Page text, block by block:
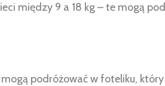
między 9 a 18 kg – te mogą
podróżować w foteliku,